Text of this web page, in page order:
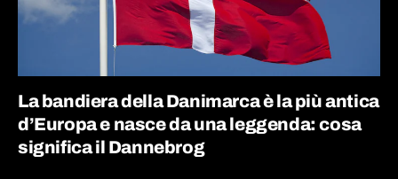
La bandiera della Danimarca è la più antica
d’Europa e nasce da una leggenda: cosa
significa il Dannebrog